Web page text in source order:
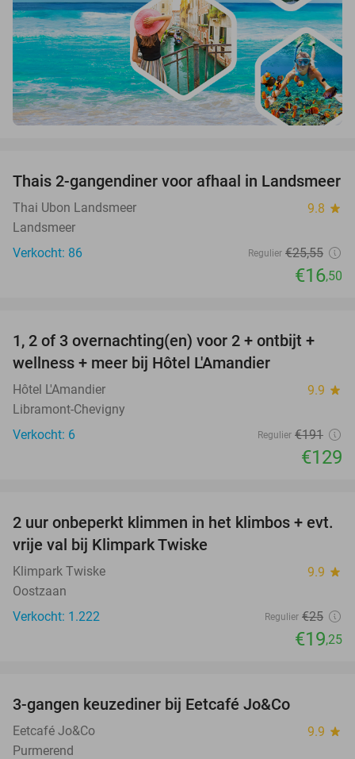
35%
Thais 2-gangendiner voor afhaal in Landsmeer
Thai Ubon Landsmeer 9.8 star
Landsmeer
Verkocht: 86
Regulier €25,55
€16,50
32%
TODAY
1, 2 of 3 overnachting(en) voor 2 + ontbijt +
wellness + meer bij Hôtel L'Amandier
Hôtel L'Amandier 9.9 star
Libramont-Chevigny
Verkocht: 6
Regulier €191
€129
23%
2 uur onbeperkt klimmen in het klimbos + evt.
vrije val bij Klimpark Twiske
Klimpark Twiske 9.9 star
Oostzaan
Verkocht: 1.222
Regulier €25
€19,25
3-gangen keuzediner bij Eetcafé Jo&Co
Eetcafé Jo&Co 9.9 star
Purmerend